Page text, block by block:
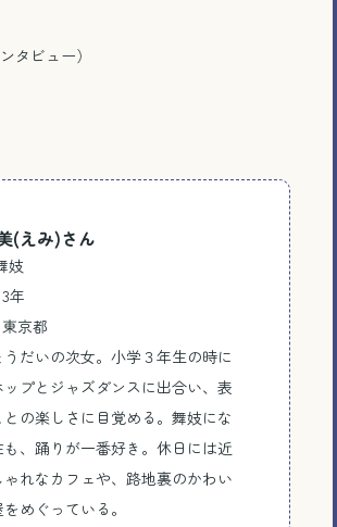
メール相談・面談予約
とじる
タビュー）
(えみ)さん
妓
年
京都
うだいの次女。小学３年生の時に
ップとジャズダンスに出合い、表
の楽しさに目覚める。舞妓にな
も、踊りが一番好き。休日には近
ゃれなカフェや、路地裏のかわい
めぐっている。